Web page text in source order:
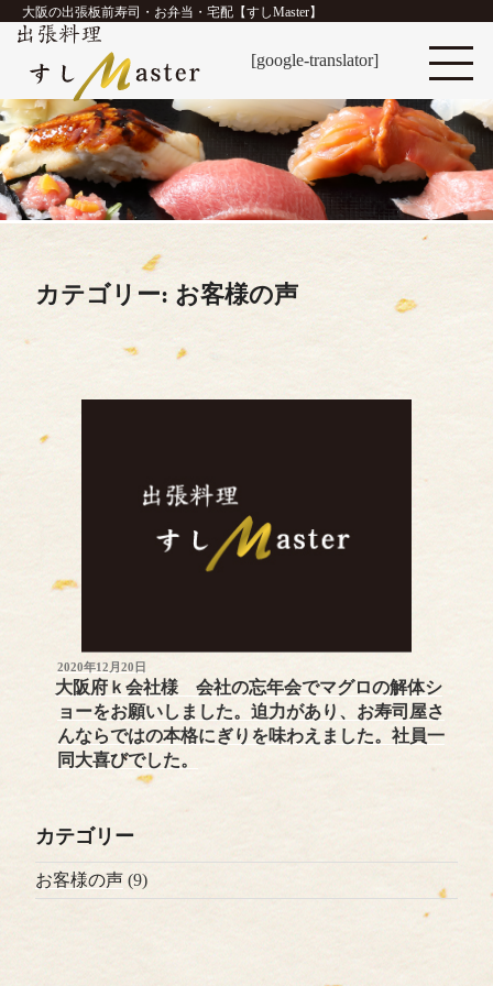
大阪の出張板前寿司・お弁当・宅配【すしMaster】
[google-translator]
カテゴリー: お客様の声
POSTED
ON
2020年12月20日
大阪府ｋ会社様 会社の忘年会でマグロの解体シ
ョーをお願いしました。迫力があり、お寿司屋さ
んならではの本格にぎりを味わえました。社員一
同大喜びでした。
カテゴリー
お客様の声 (9)